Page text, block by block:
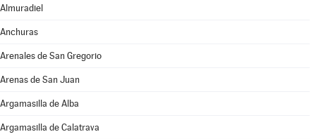
Almuradiel
Anchuras
Arenales de San Gregorio
Arenas de San Juan
Argamasilla de Alba
Argamasilla de Calatrava